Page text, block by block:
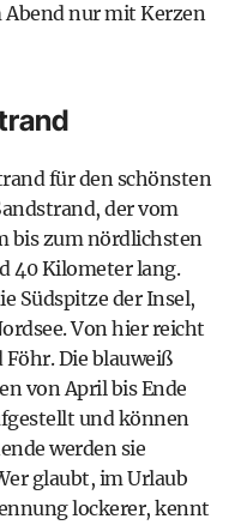
nur mit Kerzen
für den schönsten
der vom
bis zum nördlichsten
40 Kilometer lang.
Südspitze der Insel,
Von hier reicht
Die blauweiß
von April bis Ende
und können
werden sie
glaubt, im Urlaub
lockerer, kennt